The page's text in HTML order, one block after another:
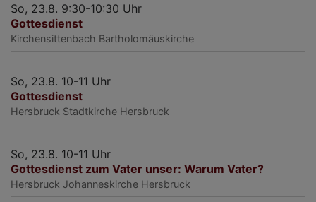
So, 23.8. 9:30-10:30 Uhr
Gottesdienst
Kirchensittenbach Bartholomäuskirche
So, 23.8. 10-11 Uhr
Gottesdienst
Hersbruck Stadtkirche Hersbruck
So, 23.8. 10-11 Uhr
Gottesdienst zum Vater unser: Warum Vater?
Hersbruck Johanneskirche Hersbruck